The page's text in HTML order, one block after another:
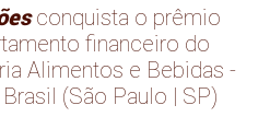
conquista o prêmio
financeiro do
Alimentos e Bebidas -
(São Paulo | SP)